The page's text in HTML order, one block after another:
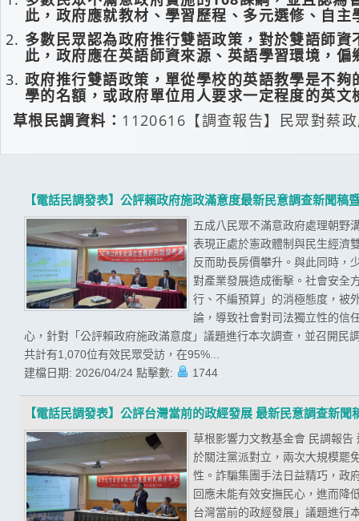
此，政府應就教材、學習歷程、多元選修、自
多數民眾認為政府推行雙語政策，對於雙語師
此，政府應在英語師資來源、英語學習環境，
政府推行雙語政策，單從學校的英語教學是不
學的名額，或政府單位用人要求一定程度的英文
草根民調資料： 1120616【調查報告】民眾對蔡
【電話民調發表】公評賴政府施政滿意度最新民意調查新聞稿
五成八民眾不滿意政府處理朝野
表現正處於憲政體制與民生經濟
反而助長房價攀升。與此同時，
對產業發展造成衝擊。社會安全
行、不編預算」的消極態度，被
論，導致社會對司法獨立性的信
心，針對「公評賴政府施政滿意度」議題進行本次調查，並召開
共計有1,070位有效民眾受訪，在95%...
建檔日期: 2026/04/24 點擊數: 1744
【電話民調發表】公評台灣當前的政經發展 最新民意調查新聞
草根影響力文教基金會 民調報
於關注黨派對立，兩次大規模罷
性。詐騙集團手法日益精巧，政
回應未能有效安撫民心，進而降
台灣當前的政經發展」議題進行